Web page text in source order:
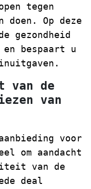
tegen
doen. Op deze
gezondheid
bespaart u
van de
van
voor
om aandacht
van de
deal